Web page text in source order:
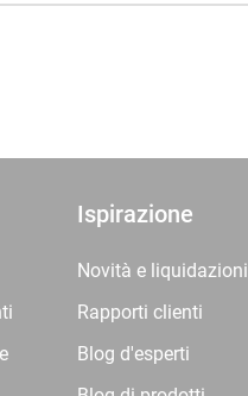
Ispirazione
Novità e liquidazioni
Rapporti clienti
Blog d'esperti